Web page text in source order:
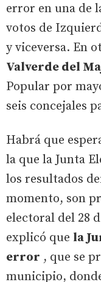
error en una de
votos de
y viceversa. En
Valverde del
Popular por
seis concejales
Habrá que
la que la Junta
los resultados
momento, son
electoral del 28
explicó que la
error , que se
municipio,